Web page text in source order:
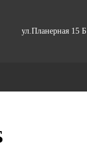
ул.Планерная 15 Б